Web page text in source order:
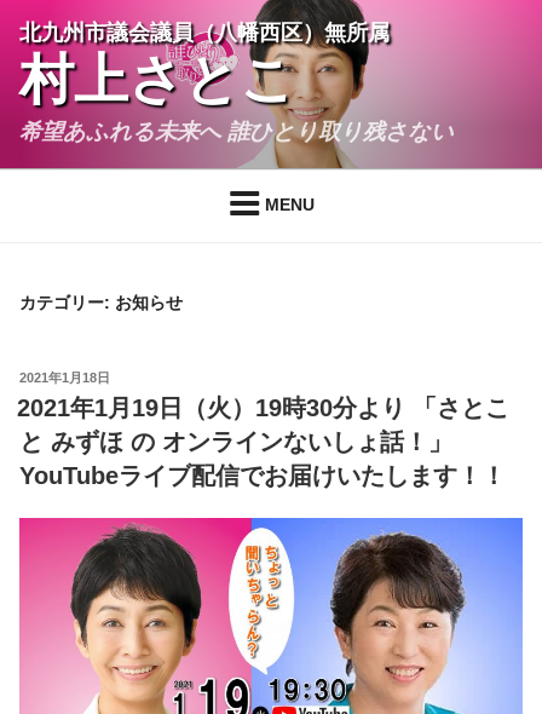
へ
北九州市議会議員（八幡西区）無所属
村上さとこ
希望あふれる未来へ 誰ひとり取り残さない
MENU
カテゴリー: お知らせ
投
稿
日:
2021年1月18日
2021年1月19日（火）19時30分より 「さとこ
と みずほ の オンラインないしょ話！」
YouTubeライブ配信でお届けいたします！！